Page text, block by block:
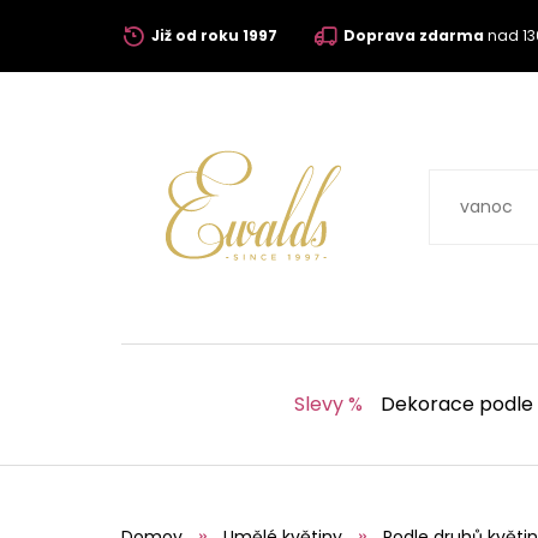
Již od roku 1997 Doprava zdarmanad
Slevy % Dekorace podle